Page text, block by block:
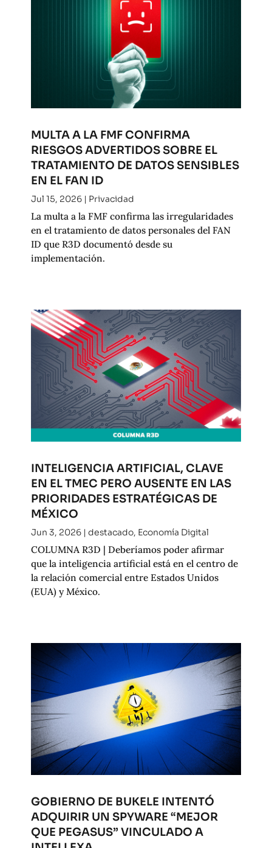
MULTA A LA FMF CONFIRMA
RIESGOS ADVERTIDOS SOBRE EL
TRATAMIENTO DE DATOS SENSIBLES
EN EL FAN ID
Jul 15, 2026| Privacidad
La multa a la FMF confirma las irregularidades
en el tratamiento de datos personales del FAN
ID que R3D documentó desde su
implementación.
INTELIGENCIA ARTIFICIAL, CLAVE
EN EL TMEC PERO AUSENTE EN LAS
PRIORIDADES ESTRATÉGICAS DE
MÉXICO
Jun 3, 2026| destacado, Economía Digital
COLUMNA R3D | Deberíamos poder afirmar
que la inteligencia artificial está en el centro de
la relación comercial entre Estados Unidos
(EUA) y México.
GOBIERNO DE BUKELE INTENTÓ
ADQUIRIR UN SPYWARE “MEJOR
QUE PEGASUS” VINCULADO A